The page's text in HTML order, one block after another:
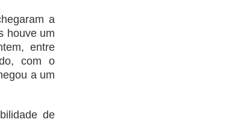
a
houve um
entre
com o
a um
de